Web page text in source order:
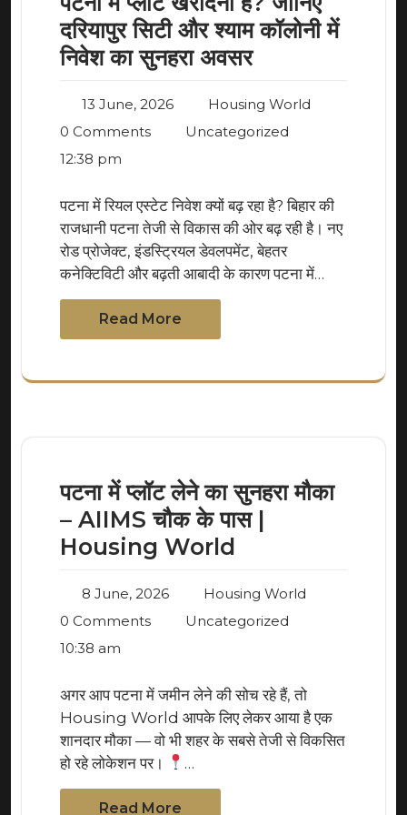
दरियापुर सिटी और श्याम कॉलोनी में
निवेश का सुनहरा अवसर
13 June, 2026
Housing World
0 Comments
Uncategorized
12:38 pm
पटना में रियल एस्टेट निवेश क्यों बढ़ रहा है? बिहार की
राजधानी पटना तेजी से विकास की ओर बढ़ रही है। नए
रोड प्रोजेक्ट, इंडस्ट्रियल डेवलपमेंट, बेहतर
कनेक्टिविटी और बढ़ती आबादी के कारण पटना में…
Read More
पटना में प्लॉट लेने का सुनहरा मौका
– AIIMS चौक के पास |
Housing World
8 June, 2026
Housing World
0 Comments
Uncategorized
10:38 am
अगर आप पटना में जमीन लेने की सोच रहे हैं, तो
Housing World आपके लिए लेकर आया है एक
शानदार मौका — वो भी शहर के सबसे तेजी से विकसित
हो रहे लोकेशन पर।
…
Read More